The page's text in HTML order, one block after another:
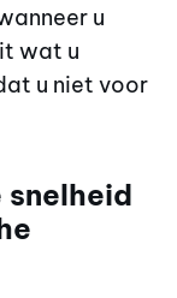
u
wat u
u niet voor